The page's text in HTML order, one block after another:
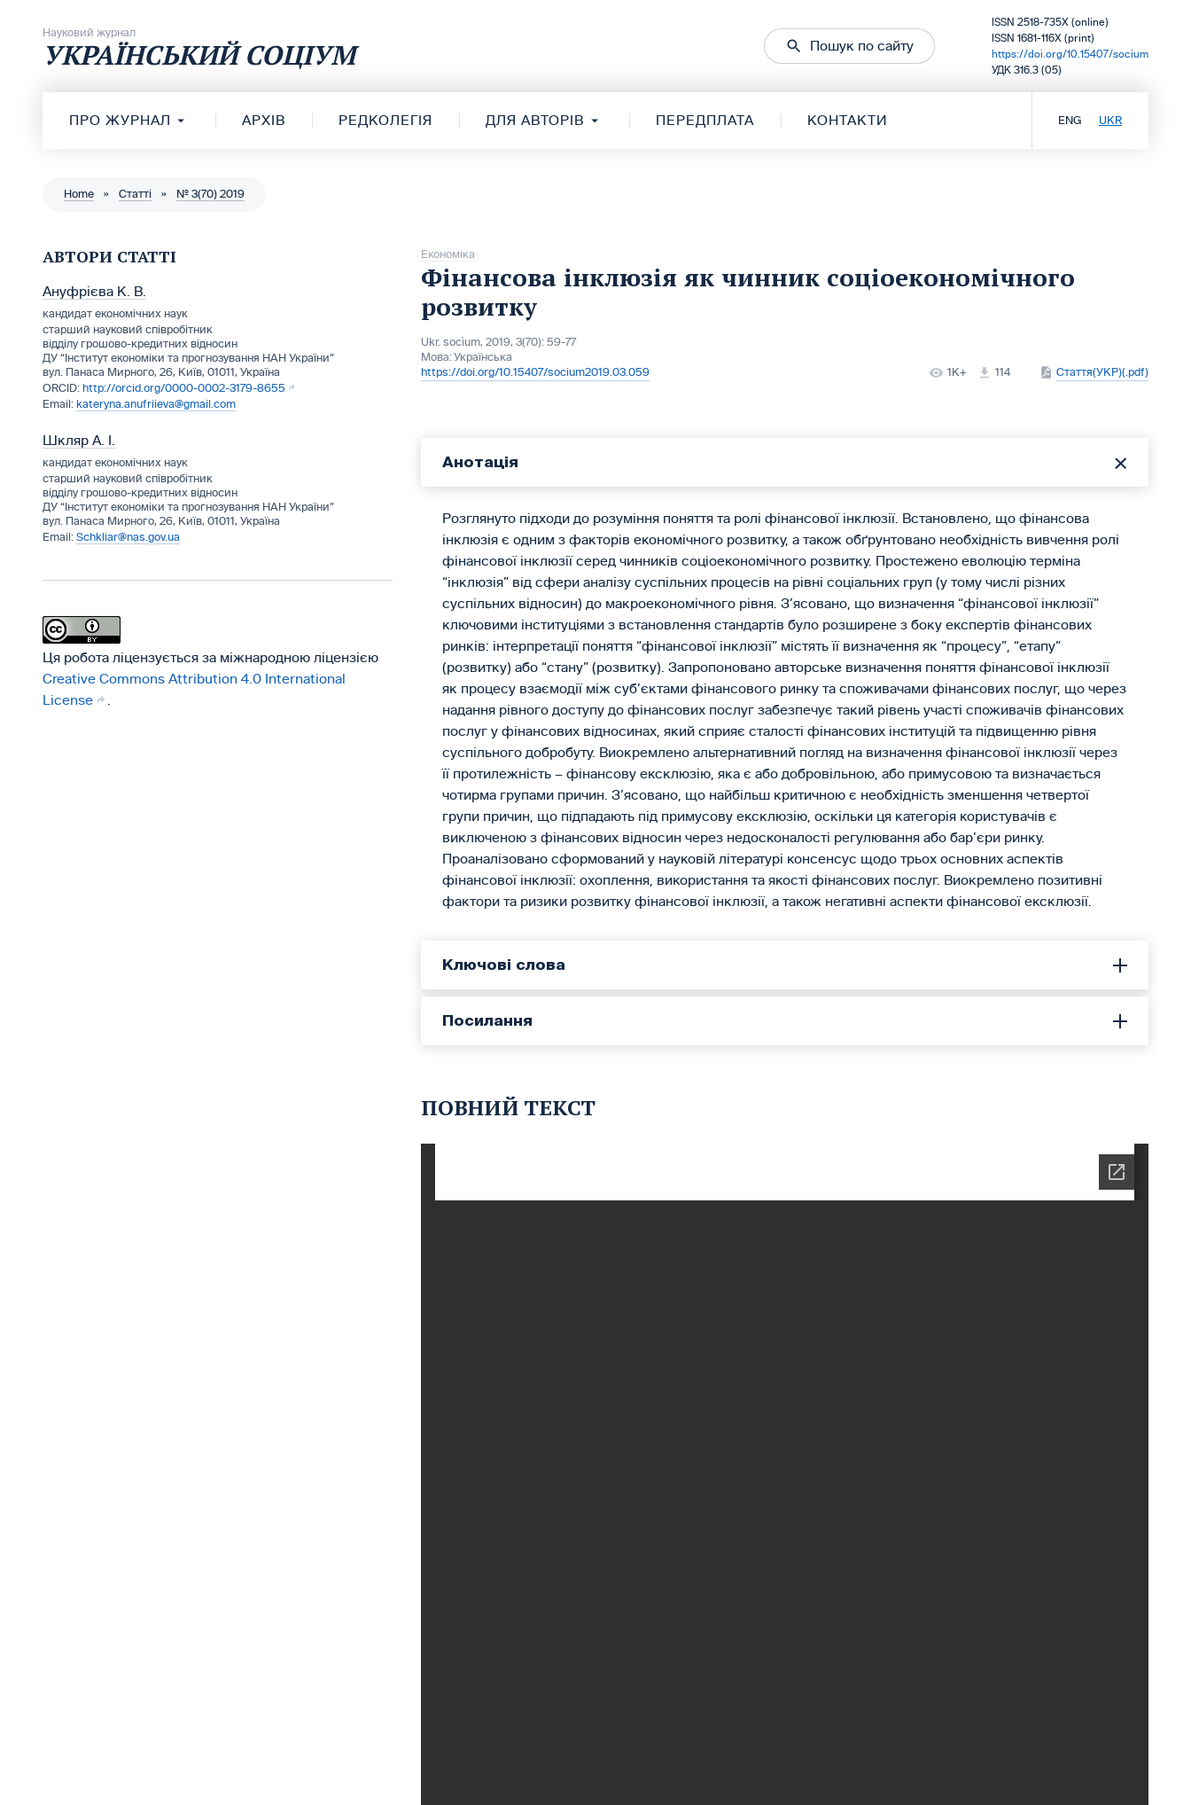
Науковий журнал
УКРАЇНСЬКИЙ СОЦІУМ Пошук по сайту
ISSN 2518-735X (online)
ISSN 1681-116X (print)
https://doi.org/10.15407/socium
УДК 316.3 (05)
ПРО ЖУРНАЛ АРХІВ РЕДКОЛЕГІЯ ДЛЯ АВТОРІВ ПЕРЕДПЛАТА КОНТАКТИ ENG UKR
Home » Статті » № 3(70) 2019
АВТОРИ СТАТТІ
Ануфрієва К. В.
кандидат економічних наук
старший науковий співробітник
відділу грошово-кредитних відносин
ДУ “Інститут економіки та прогнозування НАН України”
вул. Панаса Мирного, 26, Київ, 01011, Україна
http://orcid.org/0000-0002-3179-8655
kateryna.anufriieva@gmail.com
Шкляр А. І.
кандидат економічних наук
старший науковий співробітник
відділу грошово-кредитних відносин
ДУ “Інститут економіки та прогнозування НАН України”
вул. Панаса Мирного, 26, Київ, 01011, Україна
Schkliar@nas.gov.ua
Ця робота ліцензується за міжнародною ліцензією
Creative Commons Attribution 4.0 International
License
Економіка
Фінансова інклюзія як чинник соціоекономічного
розвитку
Ukr. socìum, 2019, 3(70): 59-77
Мова:Українська
https://doi.org/10.15407/socium2019.03.059
1K+ 114 Стаття(УКР)(.pdf)
Анотація
Розглянуто підходи до розуміння поняття та ролі фінансової інклюзії. Встановлено, що фінансова
інклюзія є одним з факторів економічного розвитку, а також обґрунтовано необхідність вивчення ролі
фінансової інклюзії серед чинників соціоекономічного розвитку. Простежено еволюцію терміна
“інклюзія” від сфери аналізу суспільних процесів на рівні соціальних груп (у тому числі різних
суспільних відносин) до макроекономічного рівня. З’ясовано, що визначення “фінансової інклюзії”
ключовими інституціями з встановлення стандартів було розширене з боку експертів фінансових
ринків: інтерпретації поняття “фінансової інклюзії” містять її визначення як “процесу”, “етапу”
(розвитку) або “стану” (розвитку). Запропоновано авторське визначення поняття фінансової інклюзії
як процесу взаємодії між суб’єктами фінансового ринку та споживачами фінансових послуг, що через
надання рівного доступу до фінансових послуг забезпечує такий рівень участі споживачів фінансових
послуг у фінансових відносинах, який сприяє сталості фінансових інституцій та підвищенню рівня
суспільного добробуту. Виокремлено альтернативний погляд на визначення фінансової інклюзії через
її протилежність – фінансову ексклюзію, яка є або добровільною, або примусовою та визначається
чотирма групами причин. З’ясовано, що найбільш критичною є необхідність зменшення чет­вертої
групи причин, що підпадають під примусову ексклюзію, оскільки ця категорія користувачів є
виключеною з фінансових відносин через недосконалості регулювання або бар’єри ринку.
Проаналізовано сформований у науковій літературі консенсус щодо трьох основних аспектів
фінансової інклюзії: охоплення, використання та якості фінансових послуг. Виокремлено позитивні
фактори та ризики розвитку фінансової інклюзії, а також негативні аспекти фінансової ексклюзії.
Ключові слова
Посилання
ПОВНИЙ ТЕКСТ